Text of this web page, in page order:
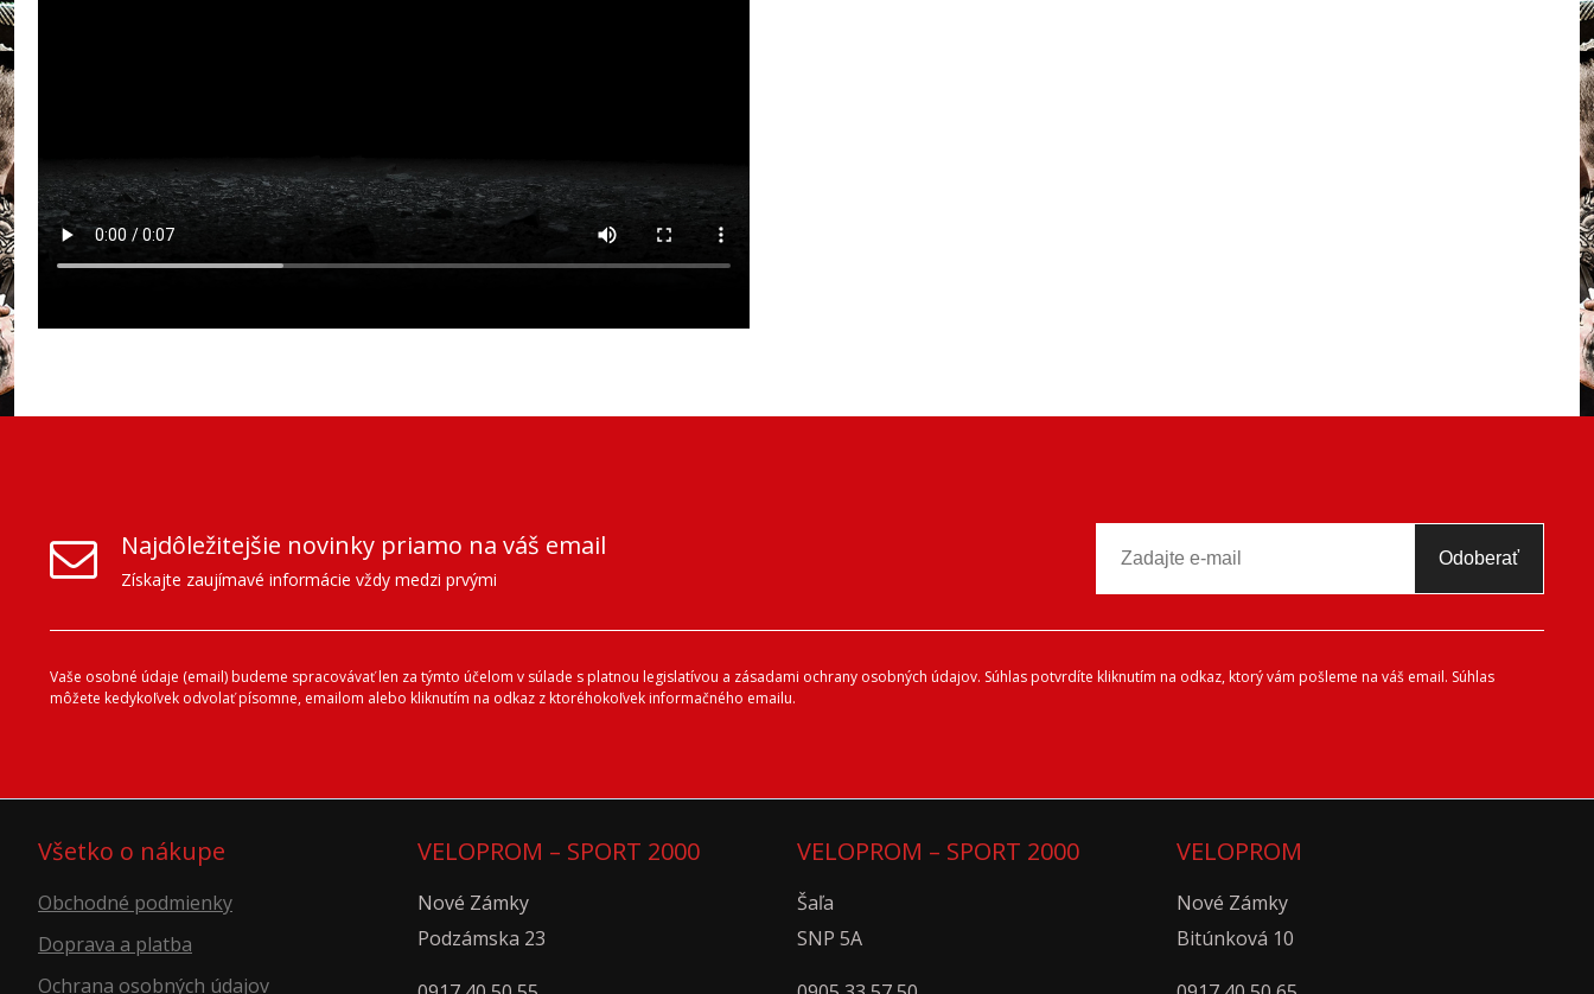
Najdôležitejšie novinky priamo na váš email
Získajte zaujímavé informácie vždy medzi prvými
Odoberať
Vaše osobné údaje (email) budeme spracovávať len za týmto účelom v súlade s platnou legislatívou a zásadami ochrany osobných údajov. Súhlas potvrdíte kliknutím na odkaz, ktorý vám pošleme na váš email. Súhlas
môžete kedykoľvek odvolať písomne, emailom alebo kliknutím na odkaz z ktoréhokoľvek informačného emailu.
Všetko o nákupe
Obchodné podmienky
Doprava a platba
Ochrana osobných údajov
VELOPROM – SPORT 2000
Nové Zámky
Podzámska 23
VELOPROM – SPORT 2000
Šaľa
SNP 5A
VELOPROM
Nové Zámky
Bitúnková 10